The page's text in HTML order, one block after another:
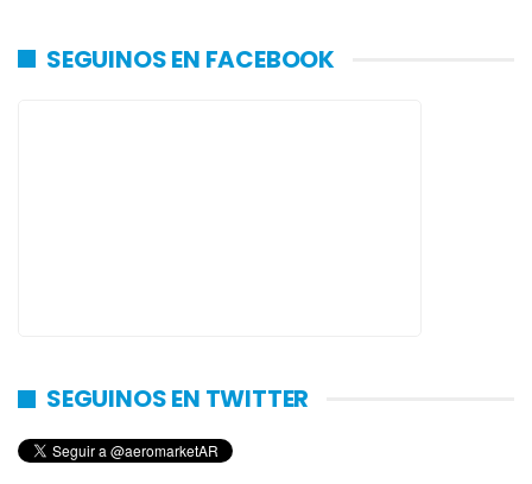
SEGUINOS EN FACEBOOK
SEGUINOS EN TWITTER